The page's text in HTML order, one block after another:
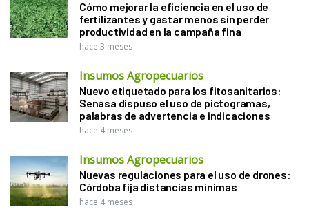
Cómo mejorar la eficiencia en el uso de
fertilizantes y gastar menos sin perder
productividad en la campaña fina
hace 3 meses
Insumos Agropecuarios
Nuevo etiquetado para los fitosanitarios:
Senasa dispuso el uso de pictogramas,
palabras de advertencia e indicaciones
hace 4 meses
Insumos Agropecuarios
Nuevas regulaciones para el uso de drones:
Córdoba fija distancias mínimas
hace 4 meses